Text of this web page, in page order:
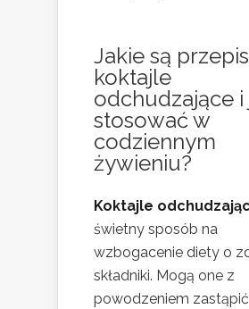
Jakie są
koktajle
odchudzające
stosować w
codziennym
żywieniu?
Koktajle
świetny sposób na
wzbogacenie diety o
składniki. Mogą one z
powodzeniem